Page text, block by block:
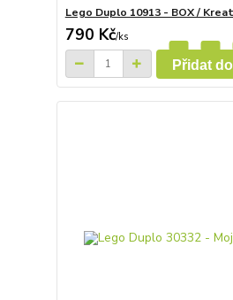
Lego Duplo 10913 - BOX /
790 Kč/ks
Přidat